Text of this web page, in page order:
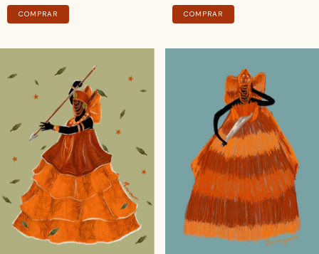
COMPRAR COMPRAR